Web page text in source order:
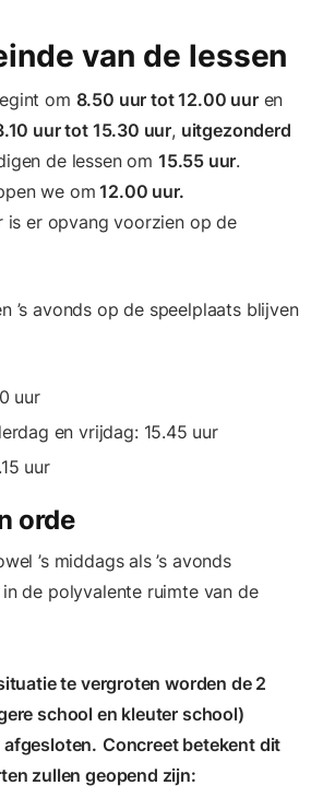
van de lessen
om 8.50 uur tot 12.00 uuren
uur tot 15.30 uur, uitgezonderd
de lessen om 15.55 uur.
we om 12.00 uur.
is er opvang voorzien op de
’s avonds op de speelplaats blijven
uur
en vrijdag: 15.45 uur
uur
orde
’s middags als ’s avonds
de polyvalente ruimte van de
te vergroten worden de 2
school en kleuter school)
afgesloten. Concreet betekent dit
zullen geopend zijn: